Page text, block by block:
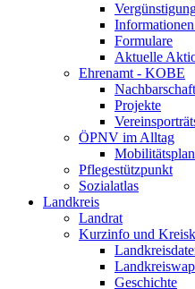
Formulare
Aktuelle
Ehrenamt - KOBE
Projekte
ÖPNV im Alltag
Pflegestützpunkt
Sozialatlas
Landkreis
Landrat
Kurzinfo und
Geschichte